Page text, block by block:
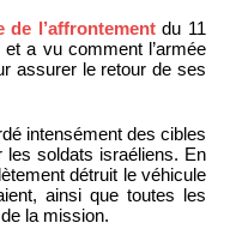
de l’affrontementdu 11
a vu comment l’armée
assurer le retour de ses
intensément des cibles
soldats israéliens. En
détruit le véhicule
ainsi que toutes les
la mission.